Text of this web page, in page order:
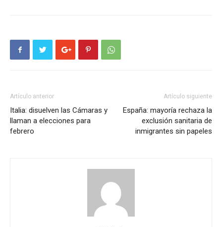
Artículo anterior
Italia: disuelven las Cámaras y
llaman a elecciones para
febrero
Artículo siguiente
España: mayoría rechaza la
exclusión sanitaria de
inmigrantes sin papeles